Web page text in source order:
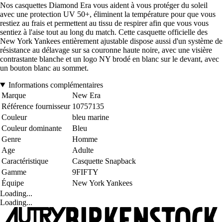
Nos casquettes Diamond Era vous aident à vous protéger du soleil
avec une protection UV 50+, éliminent la température pour que vous
restiez au frais et permettent au tissu de respirer afin que vous vous
sentiez à l'aise tout au long du match. Cette casquette officielle des
New York Yankees entièrement ajustable dispose aussi d'un système de
résistance au délavage sur sa couronne haute noire, avec une visière
contrastante blanche et un logo NY brodé en blanc sur le devant, avec
un bouton blanc au sommet.
Informations complémentaires
Marque
New Era
Référence fournisseur 10757135
Couleur
bleu marine
Couleur dominante
Bleu
Genre
Homme
Age
Adulte
Caractéristique
Casquette Snapback
Gamme
9FIFTY
Équipe
New York Yankees
Loading...
Loading...